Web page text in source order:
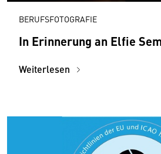
BERUFSFOTOGRAFIE
In Erinnerung an Elfie
Weiterlesen